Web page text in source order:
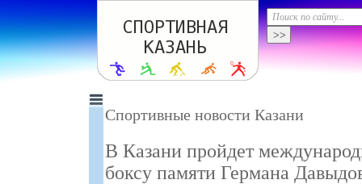
Спортивные новости Казани
В Казани пройдет
боксу памяти Германа